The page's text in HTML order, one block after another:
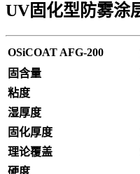
UV固化型防雾涂
OSiCOAT AFG-200
固含量
粘度
湿厚度
固化厚度
理论覆盖
硬度